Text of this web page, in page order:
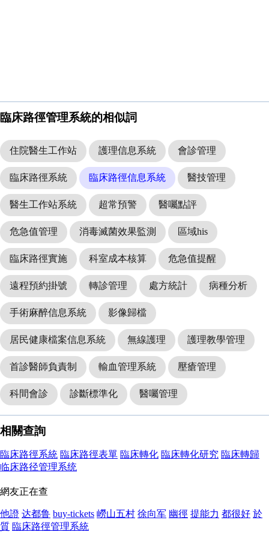
臨床路徑管理系統的相似詞
住院醫生工作站 護理信息系統 會診管理
臨床路徑系統 臨床路徑信息系統 醫技管理
醫生工作站系統 超常預警 醫囑點評
危急值管理 消毒滅菌效果監測 區域his
臨床路徑實施 科室成本核算 危急值提醒
遠程預約掛號 轉診管理 處方統計 病種分析
手術麻醉信息系統 影像歸檔
居民健康檔案信息系統 無線護理 護理教學管理
首診醫師負責制 輸血管理系統 壓瘡管理
科間會診 診斷標準化 醫囑管理
相關查詢
臨床路徑系統 臨床路徑表單 臨床轉化 臨床轉化研究 臨床轉歸
临床路径管理系统
網友正在查
他證 达都鲁 buy-tickets 嶗山五村 徐向军 幽徑 提能力 都很好 於
質 臨床路徑管理系統